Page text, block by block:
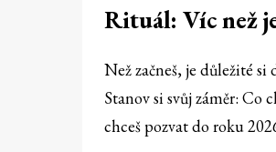
Rituál: Víc než
Než začneš, je důležité
Stanov si svůj záměr: Co
chceš pozvat do roku